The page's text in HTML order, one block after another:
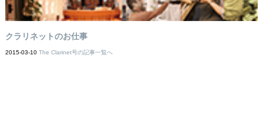
クラリネットのお仕事
2015-03-10 The Clarinet号の記事一覧へ